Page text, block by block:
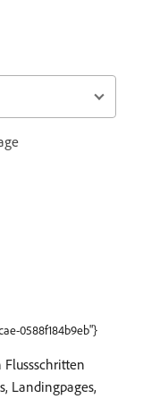
0588f184b9eb"}
Landingpages,